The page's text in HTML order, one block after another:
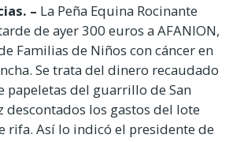
– La Peña Equina Rocinante
de ayer 300 euros a AFANION,
Familias de Niños con cáncer en
Se trata del dinero recaudado
papeletas del guarrillo de San
descontados los gastos del lote
rifa. Así lo indicó el presidente de